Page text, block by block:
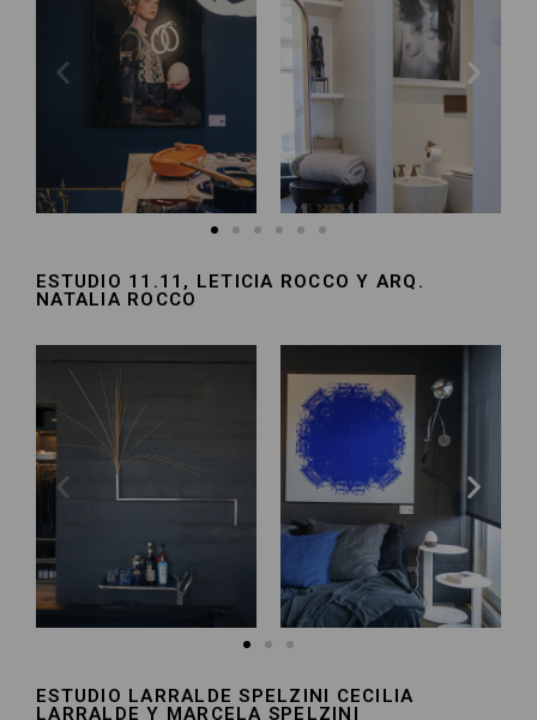
ESTUDIO 11.11, LETICIA ROCCO Y ARQ.
NATALIA ROCCO​
ESTUDIO LARRALDE SPELZINI CECILIA
LARRALDE Y MARCELA SPELZINI​